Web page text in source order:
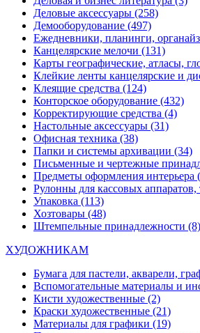
Деловые аксессуары (258)
Демооборудование (497)
Ежедневники, планинги,
Канцелярские мелочи (131)
Карты географические, атласы,
Клейкие ленты канцелярские и
Клеящие средства (124)
Конторское оборудование (432)
Корректирующие средства (4)
Настольные аксессуары (31)
Офисная техника (38)
Папки и системы архивации (34)
Письменные и чертежные
Предметы оформления интерьера
Рулонны для кассовых
Упаковка (113)
Хозтовары (48)
Штемпельные принадлежности (8)
ХУДОЖНИКАМ
Бумага для пастели, акварели,
Вспомогательные материалы и
Кисти художественные (2)
Краски художественные (21)
Материалы для графики (19)